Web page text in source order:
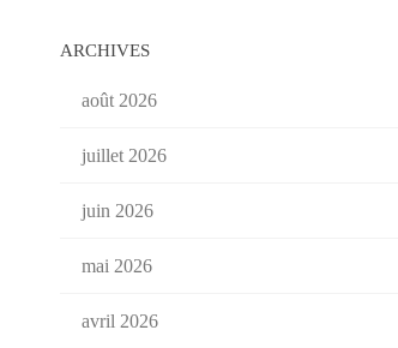
ARCHIVES
août 2026
juillet 2026
juin 2026
mai 2026
avril 2026